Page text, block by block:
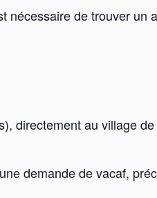
de trouver un
directement au village
demande de vacaf,